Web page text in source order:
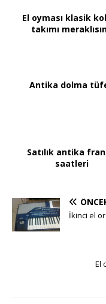
El oyması klasik
takımı
Antika dolma
Satılık antika
saatleri
İkinci el
El